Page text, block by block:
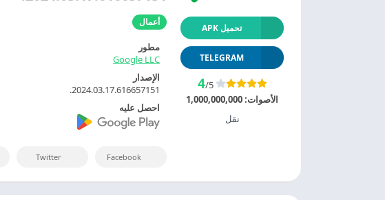
أعمال
تحميل APK
TELEGRAM
4/5
الأصوات:1,000,000,000
نقل
مطور
Google LLC
الإصدار
2024.03.17.616657151.
احصل عليه
Facebook
Twitter